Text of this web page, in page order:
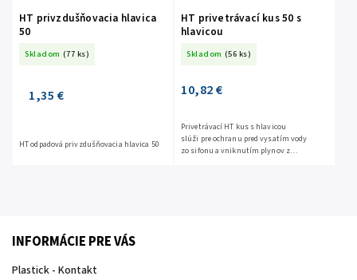
HT privzdušňovacia hlavica
50
Skladom (77 ks)
1,35 €
HT odpadová privzdušňovacia hlavica 50
HT privetrávací kus 50 s
hlavicou
Skladom (56 ks)
10,82 €
Privetrávací HT kus s hlavicou
slúži pre ochranu pred vysatím vody
zo sifonu a vniknutím plynov z
INFORMÁCIE PRE VÁS
Plastick - Kontakt